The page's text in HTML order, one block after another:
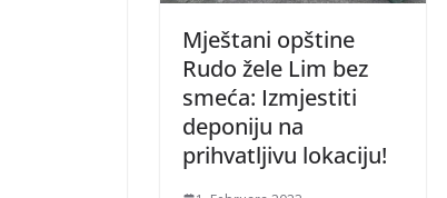
Mještani opštine
Rudo žele Lim bez
smeća: Izmjestiti
deponiju na
prihvatljivu lokaciju!